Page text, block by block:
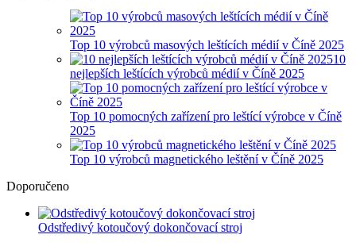
Top 10 výrobců masových leštících médií v Číně 2025
10
nejlepších leštících výrobců médií v Číně 2025
Top 10 pomocných zařízení pro leštící výrobce v Číně
2025
Top 10 výrobců magnetického leštění v Číně 2025
Doporučeno
Odstředivý kotoučový dokončovací stroj